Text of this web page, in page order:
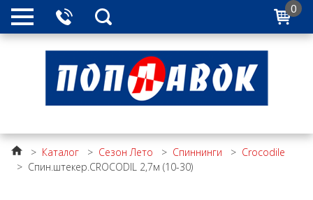
0
> Каталог > Сезон Лето > Спиннинги > Crocodile
> Спин.штекер.CROCODIL 2,7м (10-30)